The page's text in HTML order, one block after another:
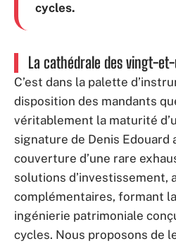
cycles.
La cathédrale des vingt-
C’est dans la palette
disposition des mandants
véritablement la maturité
signature de Denis Edouard
couverture d’une rare
solutions d’investissement,
complémentaires, formant
ingénierie patrimoniale
cycles. Nous proposons de